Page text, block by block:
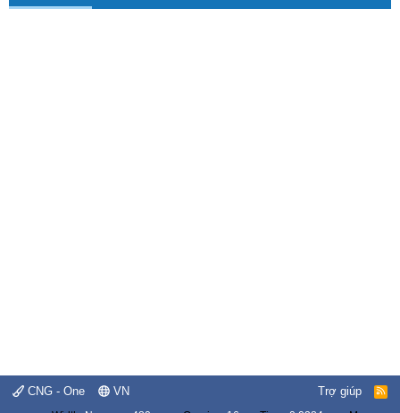
CNG - One VN Trợ giúp
R